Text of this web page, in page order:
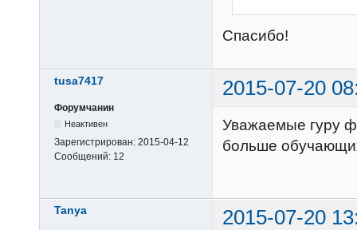
Спасибо!
tusa7417 2015-07-20
Форумчанин
Неактивен
Зарегистрирован: 2015-04-12
Сообщений: 12
Уважаемые гуру
больше
Tanya 2015-07-20